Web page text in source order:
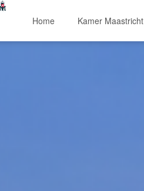
Home Kamer Maastricht